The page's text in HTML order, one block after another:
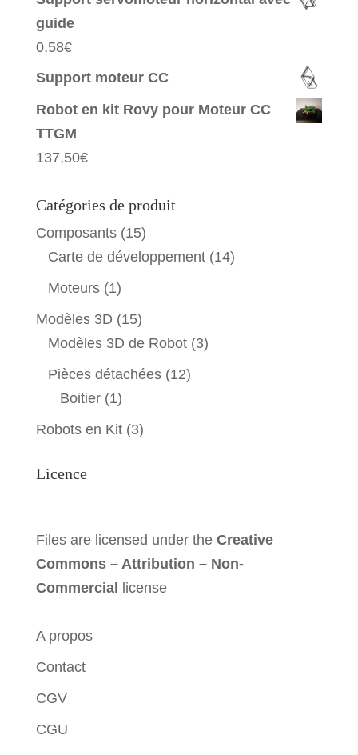
guide
0,58€
Support moteur CC
Robot en kit Rovy pour Moteur CC
TTGM
137,50€
Catégories de produit
Composants (15)
Carte de développement (14)
Moteurs (1)
Modèles 3D (15)
Modèles 3D de Robot (3)
Pièces détachées (12)
Boitier (1)
Robots en Kit (3)
Licence
Files are licensed under the Creative
Commons – Attribution – Non-
Commercial
license
A propos
Contact
CGV
CGU